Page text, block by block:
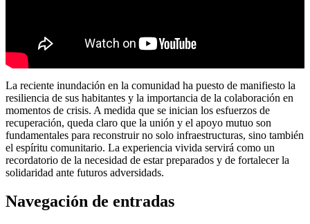
La reciente inundación en la comunidad ha puesto de manifiesto la
resiliencia de sus habitantes y la importancia de la colaboración en
momentos de crisis. A medida que se inician los esfuerzos de
recuperación, queda claro que la unión y el apoyo mutuo son
fundamentales para reconstruir no solo infraestructuras, sino también
el espíritu comunitario. La experiencia vivida servirá como un
recordatorio de la necesidad de estar preparados y de fortalecer la
solidaridad ante futuros adversidads.
Navegación de entradas